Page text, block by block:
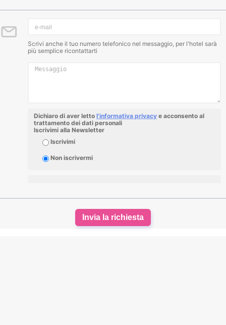
Scrivi anche il tuo numero telefonico nel messaggio, per l'hotel sarà
più semplice ricontattarti
Dichiaro di aver letto l'informativa privacy e acconsento al
trattamento dei dati personali
Iscrivimi alla Newsletter
Iscrivimi
Non iscrivermi
Invia la richiesta